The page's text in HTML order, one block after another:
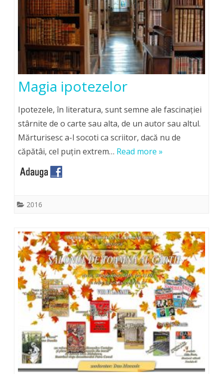
Magia ipotezelor
Ipotezele, în literatura, sunt semne ale fascinaţiei
stârnite de o carte sau alta, de un autor sau altul.
Mărturisesc a-l socoti ca scriitor, dacă nu de
căpătâi, cel puţin extrem… Read more »
2016